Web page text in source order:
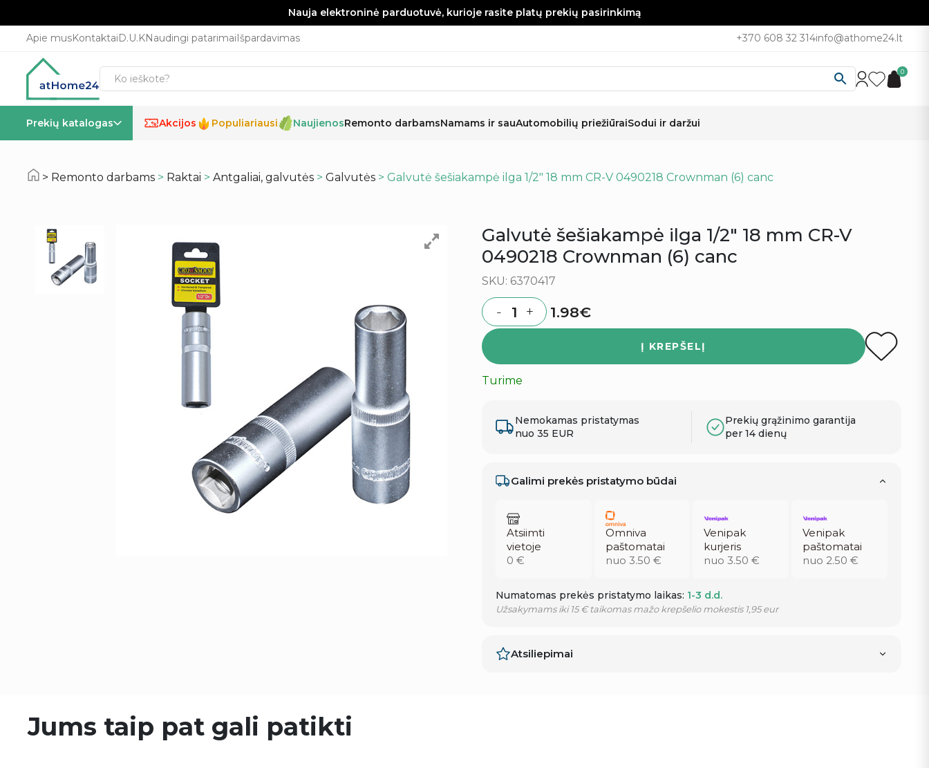
Nauja elektroninė parduotuvė, kurioje rasite platų prekių pasirinkimą
Apie musKontaktaiD.U.KNaudingi patarimaiIšpardavimas +370 608 32 314info@athome24.lt
0
Prekių katalogas % Akcijos Populiariausi NaujienosRemonto darbamsNamams ir sauAutomobilių priežiūraiSodui ir daržui
Remonto darbams > Raktai >Antgaliai, galvutės >Galvutės > Galvutė šešiakampė ilga 1/2″ 18 mm CR-V 0490218 Crownman (6) canc
Galvutė šešiakampė ilga 1/2″ 18 mm CR-V
0490218 Crownman (6) canc
SKU: 6370417
Quantity
- + 1.98€
Į KREPŠELĮ
Turime
Nemokamas pristatymas
nuo 35 EUR
Prekių grąžinimo garantija
per 14 dienų
Galimi prekės pristatymo būdai
Atsiimti
vietoje
0 €
Omniva
paštomatai
nuo 3.50 €
Venipak
kurjeris
nuo 3.50 €
Venipak
paštomatai
nuo 2.50 €
Numatomas prekės pristatymo laikas: 1-3 d.d.
Užsakymams iki 15 € taikomas mažo krepšelio mokestis 1,95 eur
Atsiliepimai
Jums taip pat gali patikti